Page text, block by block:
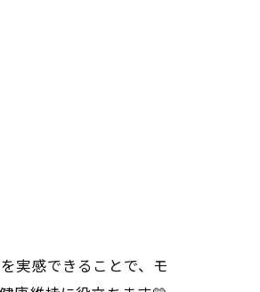
実感できることで、モ